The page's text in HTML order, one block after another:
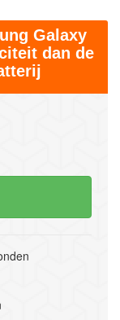
Galaxy
dan de